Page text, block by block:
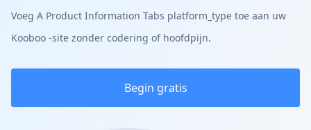
Voeg A Product Information Tabs platform_type toe aan uw
Kooboo -site zonder codering of hoofdpijn.
Begin gratis